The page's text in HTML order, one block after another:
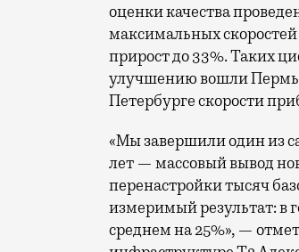
оценки качества
максимальных скоростей
прирост до 33%. Таких
улучшению вошли Пермь
Петербурге скорости
«Мы завершили один из
лет — массовый вывод
перенастройки тысяч
измеримый результат: в
среднем на 25%», —